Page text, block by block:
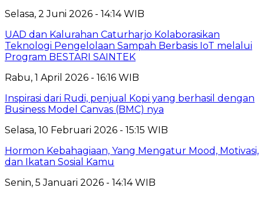
Selasa, 2 Juni 2026 - 14:14 WIB
UAD dan Kalurahan Caturharjo Kolaborasikan
Teknologi Pengelolaan Sampah Berbasis IoT melalui
Program BESTARI SAINTEK
Rabu, 1 April 2026 - 16:16 WIB
Inspirasi dari Rudi, penjual Kopi yang berhasil dengan
Business Model Canvas (BMC) nya
Selasa, 10 Februari 2026 - 15:15 WIB
Hormon Kebahagiaan, Yang Mengatur Mood, Motivasi,
dan Ikatan Sosial Kamu
Senin, 5 Januari 2026 - 14:14 WIB